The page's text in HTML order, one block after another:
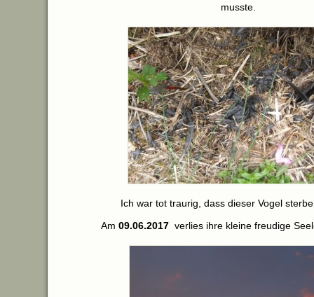
musste.
Ich war tot traurig, dass dieser Vogel
Am 09.06.2017 verlies ihre kleine freudige